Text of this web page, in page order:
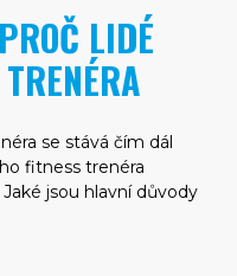
LIDÉ
se stává čím dál
fitness trenéra
jsou hlavní důvody